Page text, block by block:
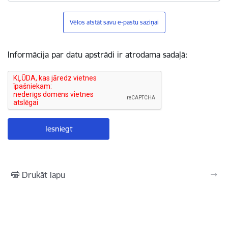
Vēlos atstāt savu e-pastu saziņai
Informācija par datu apstrādi ir atrodama sadaļā:
Drukāt lapu